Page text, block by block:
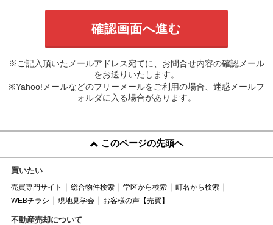
※ご記入頂いたメールアドレス宛てに、お問合せ内容の確認メール
をお送りいたします。
※Yahoo!メールなどのフリーメールをご利用の場合、迷惑メールフ
ォルダに入る場合があります。
このページの先頭へ
買いたい
売買専門サイト 総合物件検索 学区から検索
町名から検索
WEBチラシ
現地見学会 お客様の声【売買】
不動産売却について